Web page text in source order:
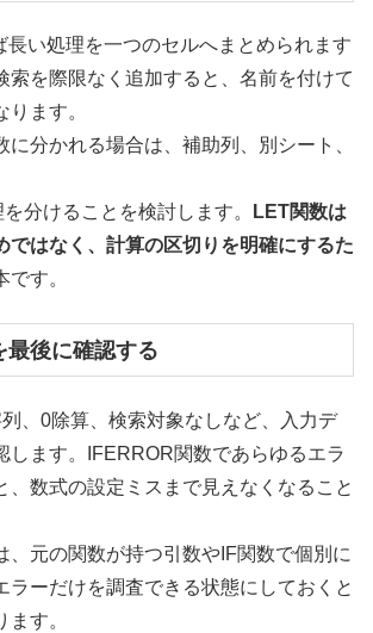
長い処理を一つのセルへまとめられます
索を際限なく追加すると、名前を付けて
ります。
に分かれる場合は、補助列、別シート、
分けることを検討します。
LET関数は
ではなく、計算の区切りを明確にするた
です。
最後に確認する
、0除算、検索対象なしなど、入力デ
します。IFERROR関数であらゆるエラ
、数式の設定ミスまで見えなくなること
、元の関数が持つ引数やIF関数で個別に
ラーだけを調査できる状態にしておくと
す。